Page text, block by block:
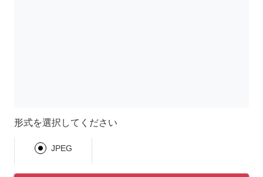
形式を選択してください
JPEG